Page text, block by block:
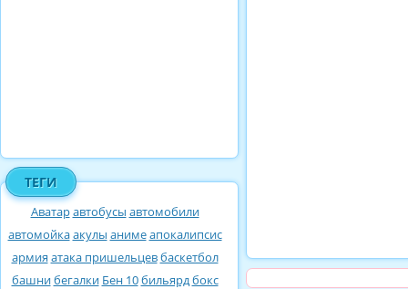
ТЕГИ
Аватаравтобусы автомобили
автомойкаакулы анимеапокалипсис
армия атака пришельцевбаскетбол
башнибегалки Бен 10бильярдбокс